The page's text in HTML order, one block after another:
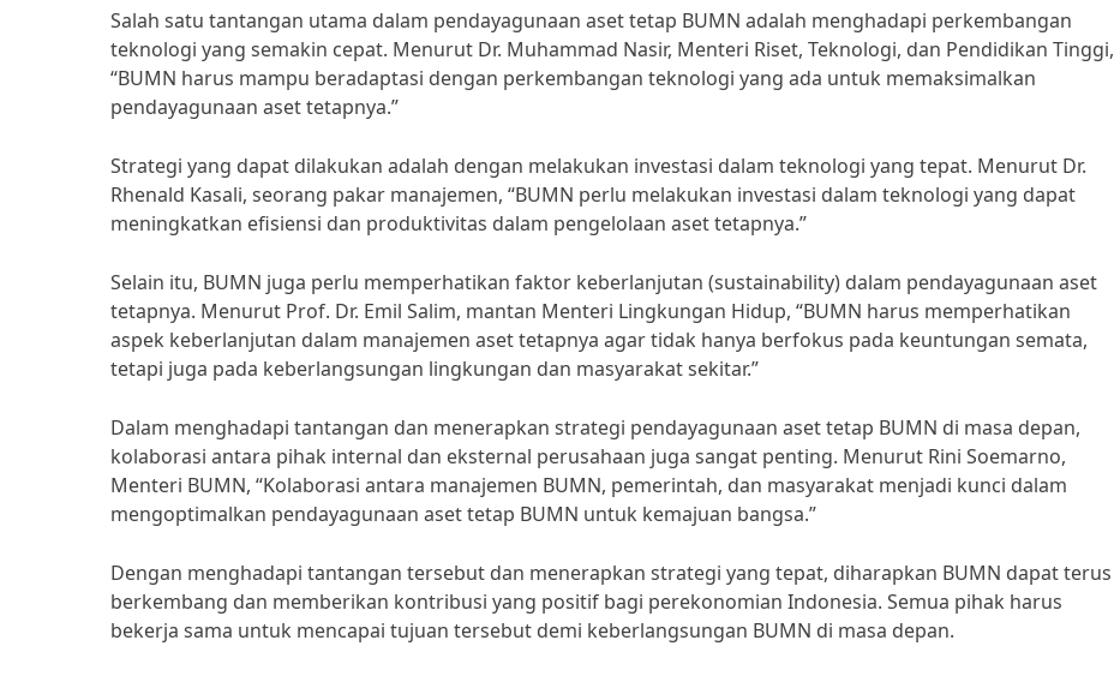
Salah satu tantangan utama dalam pendayagunaan aset tetap BUMN adalah menghadapi perkembangan
teknologi yang semakin cepat. Menurut Dr. Muhammad Nasir, Menteri Riset, Teknologi, dan Pendidikan Tinggi,
“BUMN harus mampu beradaptasi dengan perkembangan teknologi yang ada untuk memaksimalkan
pendayagunaan aset tetapnya.”
Strategi yang dapat dilakukan adalah dengan melakukan investasi dalam teknologi yang tepat. Menurut Dr.
Rhenald Kasali, seorang pakar manajemen, “BUMN perlu melakukan investasi dalam teknologi yang dapat
meningkatkan efisiensi dan produktivitas dalam pengelolaan aset tetapnya.”
Selain itu, BUMN juga perlu memperhatikan faktor keberlanjutan (sustainability) dalam pendayagunaan aset
tetapnya. Menurut Prof. Dr. Emil Salim, mantan Menteri Lingkungan Hidup, “BUMN harus memperhatikan
aspek keberlanjutan dalam manajemen aset tetapnya agar tidak hanya berfokus pada keuntungan semata,
tetapi juga pada keberlangsungan lingkungan dan masyarakat sekitar.”
Dalam menghadapi tantangan dan menerapkan strategi pendayagunaan aset tetap BUMN di masa depan,
kolaborasi antara pihak internal dan eksternal perusahaan juga sangat penting. Menurut Rini Soemarno,
Menteri BUMN, “Kolaborasi antara manajemen BUMN, pemerintah, dan masyarakat menjadi kunci dalam
mengoptimalkan pendayagunaan aset tetap BUMN untuk kemajuan bangsa.”
Dengan menghadapi tantangan tersebut dan menerapkan strategi yang tepat, diharapkan BUMN dapat terus
berkembang dan memberikan kontribusi yang positif bagi perekonomian Indonesia. Semua pihak harus
bekerja sama untuk mencapai tujuan tersebut demi keberlangsungan BUMN di masa depan.